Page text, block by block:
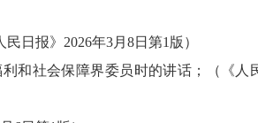
民日报》 2026年3月 8日第1版）
和社会保障界委员时的讲话；
（《人